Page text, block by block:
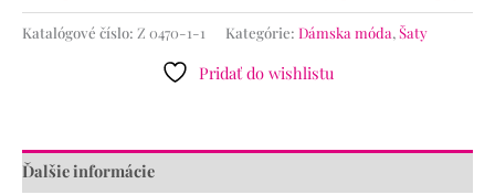
Katalógové číslo: Z 0470-1-1 Kategórie: Dámska móda,Šaty
Pridať do wishlistu
Ďalšie informácie